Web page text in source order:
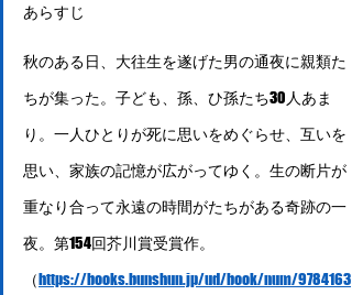
あらすじ
秋のある日、大往生を遂げた男の通夜に親類た
ちが集った。子ども、孫、ひ孫たち30人あま
り。一人ひとりが死に思いをめぐらせ、互いを
思い、家族の記憶が広がってゆく。生の断片が
重なり合って永遠の時間がたちがある奇跡の一
夜。第154回芥川賞受賞作。
（https://books.bunshun.jp/ud/book/num/9784163